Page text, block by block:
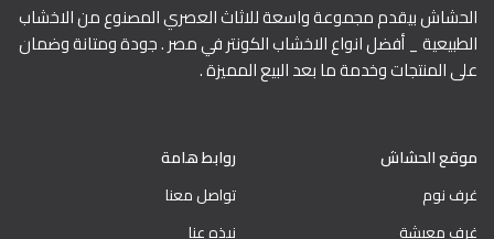
الحشاش بيقدم مجموعة واسعة للاثاث العصري المصنوع من الاخشاب
الطبيعية _ أفضل انواع الاخشاب الكونتر في مصر . جودة ومتانة وضمان
على المنتجات وخدمة ما بعد البيع المميزة .
موقع الحشاش
غرف نوم
غرف معيشة
روابط هامة
تواصل معنا
نبذه عنا